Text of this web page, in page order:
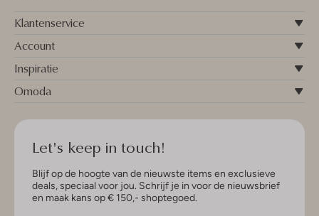
Klantenservice
Account
Inspiratie
Omoda
Let's keep in touch!
Blijf op de hoogte van de nieuwste items en exclusieve
deals, speciaal voor jou. Schrijf je in voor de nieuwsbrief
en maak kans op € 150,- shoptegoed.